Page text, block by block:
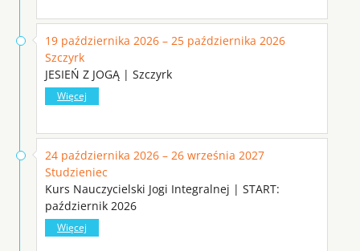
19 października 2026 – 25 października 2026
Szczyrk
JESIEŃ Z JOGĄ | Szczyrk
Więcej
24 października 2026 – 26 września 2027
Studzieniec
Kurs Nauczycielski Jogi Integralnej | START:
październik 2026
Więcej